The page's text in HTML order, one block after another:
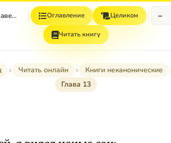
Неканонические книги Ветхого Завета Оглавление Целиком −
Читать книгу
Читать онлайн Книги неканонические
Глава 13